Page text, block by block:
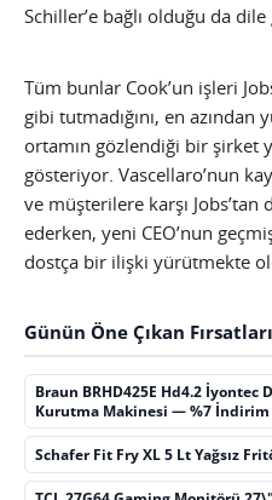
Schiller’e bağlı olduğu da
Tüm bunlar Cook’un işleri
gibi tutmadığını, en
ortamın gözlendiği bir şirket
gösteriyor. Vascellaro’nun
ve müşterilere karşı Jobs’tan
ederken, yeni CEO’nun
dostça bir ilişki yürütmekte
Günün Öne Çıkan Fırsatları
Braun BRHD425E Hd4.2 İyontec
Kurutma Makinesi — %7 İndirim
Schafer Fit Fry XL 5 Lt Yağsız